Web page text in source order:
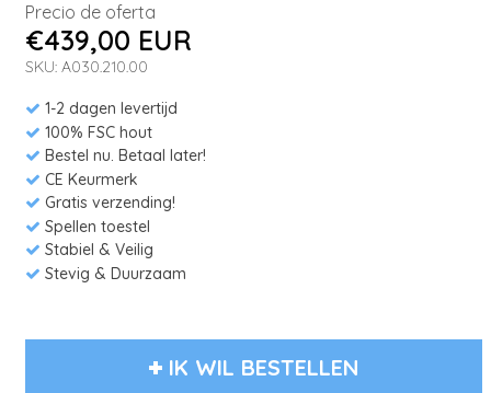
Precio de oferta
€439,00 EUR
SKU: A030.210.00
1-2 dagen levertijd
100% FSC hout
Bestel nu. Betaal later!
CE Keurmerk
Gratis verzending!
Spellen toestel
Stabiel & Veilig
Stevig & Duurzaam
IK WIL BESTELLEN